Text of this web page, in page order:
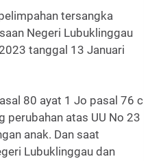
tersangka
Negeri Lubuklinggau
tanggal 13 Januari
80 ayat 1 Jo pasal 76 c
perubahan atas UU No 23
anak. Dan saat
Lubuklinggau dan